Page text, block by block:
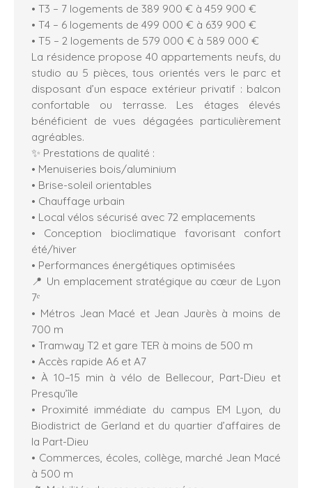
• T3 – 7 logements de 389 900 € à 459 900 €
• T4 – 6 logements de 499 000 € à 639 900 €
• T5 – 2 logements de 579 000 € à 589 000 €
La résidence propose 40 appartements neufs, du
studio au 5 pièces, tous orientés vers le parc et
disposant d’un espace extérieur privatif : balcon
confortable ou terrasse. Les étages élevés
bénéficient de vues dégagées particulièrement
agréables.
✨ Prestations de qualité :
• Menuiseries bois/aluminium
• Brise-soleil orientables
• Chauffage urbain
• Local vélos sécurisé avec 72 emplacements
• Conception bioclimatique favorisant confort
été/hiver
• Performances énergétiques optimisées
📍 Un emplacement stratégique au cœur de Lyon
7ᵉ
• Métros Jean Macé et Jean Jaurès à moins de
700 m
• Tramway T2 et gare TER à moins de 500 m
• Accès rapide A6 et A7
• À 10–15 min à vélo de Bellecour, Part-Dieu et
Presqu’île
• Proximité immédiate du campus EM Lyon, du
Biodistrict de Gerland et du quartier d’affaires de
la Part-Dieu
• Commerces, écoles, collège, marché Jean Macé
à 500 m